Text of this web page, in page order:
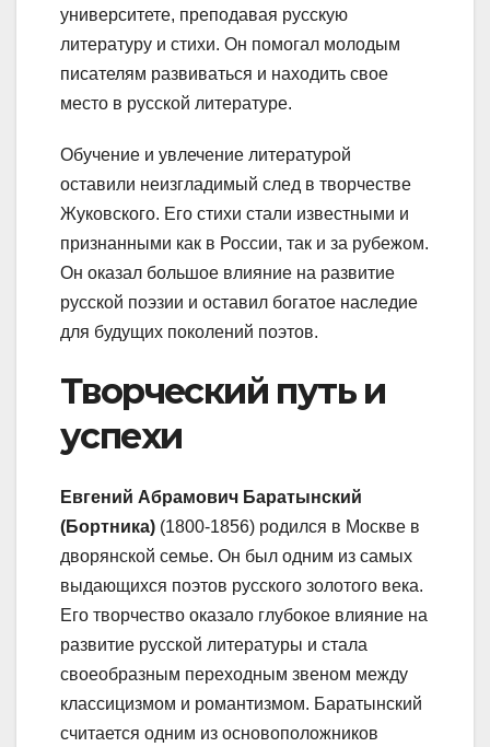
университете, преподавая русскую
литературу и стихи. Он помогал молодым
писателям развиваться и находить свое
место в русской литературе.
Обучение и увлечение литературой
оставили неизгладимый след в творчестве
Жуковского. Его стихи стали известными и
признанными как в России, так и за рубежом.
Он оказал большое влияние на развитие
русской поэзии и оставил богатое наследие
для будущих поколений поэтов.
Творческий путь и
успехи
Евгений Абрамович Баратынский
(Бортника) (1800-1856) родился в Москве в
дворянской семье. Он был одним из самых
выдающихся поэтов русского золотого века.
Его творчество оказало глубокое влияние на
развитие русской литературы и стала
своеобразным переходным звеном между
классицизмом и романтизмом. Баратынский
считается одним из основоположников